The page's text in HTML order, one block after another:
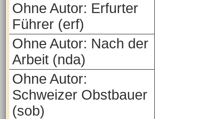
Ohne Autor: Erfurter
Führer (erf)
Ohne Autor: Nach der
Arbeit (nda)
Ohne Autor:
Schweizer Obstbauer
(sob)